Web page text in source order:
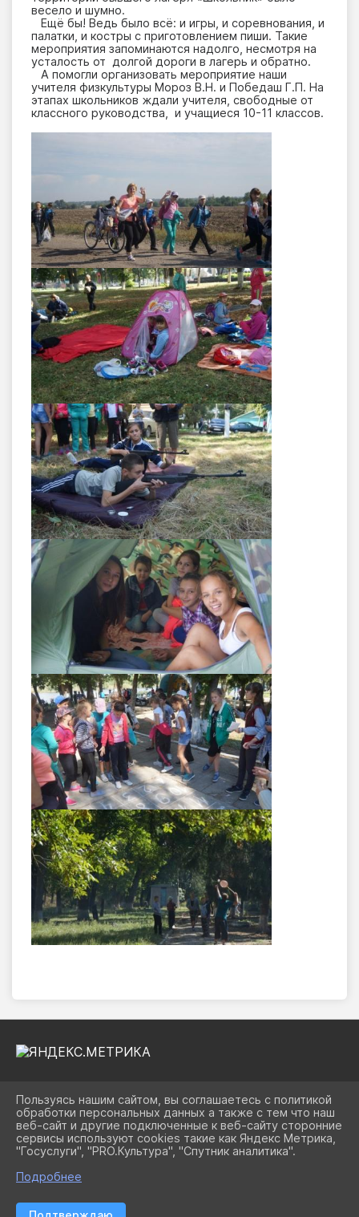
весело и шумно.
Ещё бы! Ведь было всё: и игры, и соревнования, и
палатки, и костры с приготовлением пиши. Такие
мероприятия запоминаются надолго, несмотря на
усталость от долгой дороги в лагерь и обратно.
А помогли организовать мероприятие наши
учителя физкультуры Мороз В.Н. и Победаш Г.П. На
этапах школьников ждали учителя, свободные от
классного руководства, и учащиеся 10-11 классов.
2026 Г. UOPAVL.RU
ВХОД
КАРТА САЙТА
ПОЛИТИКА ОБРАБОТКИ ПЕРСОНАЛЬНЫХ ДАННЫХ
СДЕЛАНО НА KUBCMS
Пользуясь нашим сайтом, вы соглашаетесь с политикой
обработки персональных данных а также с тем что наш
веб-сайт и другие подключенные к веб-сайту сторонние
сервисы используют cookies такие как Яндекс Метрика,
"Госуслуги", "PRO.Культура", "Спутник аналитика".
Подробнее